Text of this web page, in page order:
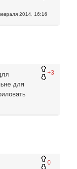
2014, 16:16
+3
для
0